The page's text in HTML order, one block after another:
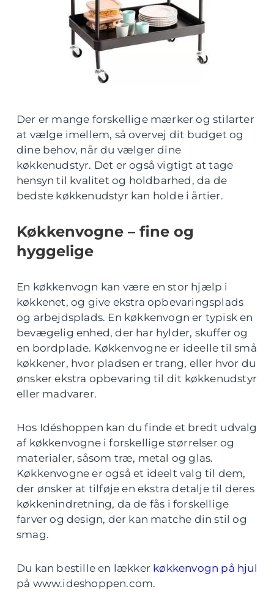
Der er mange forskellige mærker og stilarter
at vælge imellem, så overvej dit budget og
dine behov, når du vælger dine
køkkenudstyr. Det er også vigtigt at tage
hensyn til kvalitet og holdbarhed, da de
bedste køkkenudstyr kan holde i årtier.
Køkkenvogne – fine og
hyggelige
En køkkenvogn kan være en stor hjælp i
køkkenet, og give ekstra opbevaringsplads
og arbejdsplads. En køkkenvogn er typisk en
bevægelig enhed, der har hylder, skuffer og
en bordplade. Køkkenvogne er ideelle til små
køkkener, hvor pladsen er trang, eller hvor du
ønsker ekstra opbevaring til dit køkkenudstyr
eller madvarer.
Hos Idéshoppen kan du finde et bredt udvalg
af køkkenvogne i forskellige størrelser og
materialer, såsom træ, metal og glas.
Køkkenvogne er også et ideelt valg til dem,
der ønsker at tilføje en ekstra detalje til deres
køkkenindretning, da de fås i forskellige
farver og design, der kan matche din stil og
smag.
Du kan bestille en lækker køkkenvogn på hjul
på www.ideshoppen.com.